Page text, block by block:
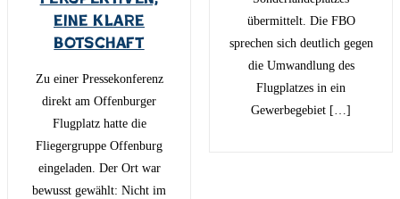
eine klare
Botschaft
Zu einer Pressekonferenz
direkt am Offenburger
Flugplatz hatte die
Fliegergruppe Offenburg
eingeladen. Der Ort war
bewusst gewählt: Nicht im
übermittelt. Die FBO
sprechen sich deutlich gegen
die Umwandlung des
Flugplatzes in ein
Gewerbegebiet […]